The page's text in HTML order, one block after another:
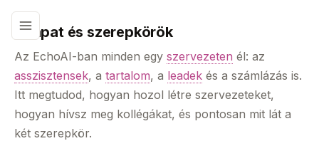
Csapat és szerepkörök
Az EchoAI-ban minden egy szervezeten él: az
asszisztensek, a tartalom, a leadek és a számlázás is.
Itt megtudod, hogyan hozol létre szervezeteket,
hogyan hívsz meg kollégákat, és pontosan mit lát a
két szerepkör.